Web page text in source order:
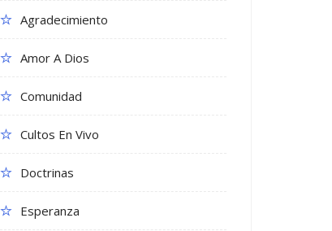
Agradecimiento
Amor A Dios
Comunidad
Cultos En Vivo
Doctrinas
Esperanza